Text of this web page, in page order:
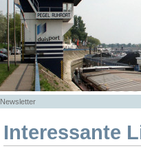
Newsletter
Interessante